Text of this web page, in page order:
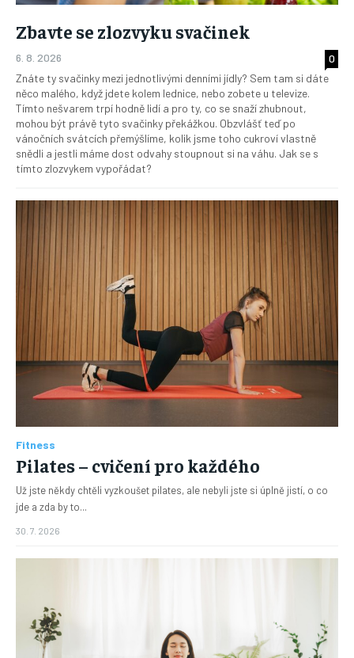
Zbavte se zlozvyku svačinek
6. 8. 2026
0
Znáte ty svačinky mezi jednotlivými denními jídly? Sem tam si dáte
něco malého, když jdete kolem lednice, nebo zobete u televize.
Tímto nešvarem trpí hodně lidí a pro ty, co se snaží zhubnout,
mohou být právě tyto svačinky překážkou. Obzvlášť teď po
vánočních svátcích přemýšlíme, kolik jsme toho cukroví vlastně
snědli a jestli máme dost odvahy stoupnout si na váhu. Jak se s
tímto zlozvykem vypořádat?
Fitness
Pilates – cvičení pro každého
Už jste někdy chtěli vyzkoušet pilates, ale nebyli jste si úplně jistí, o co
jde a zda by to...
30. 7. 2026